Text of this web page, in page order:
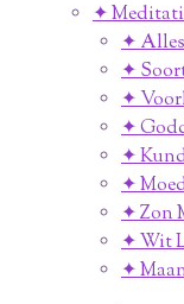
✦
✦
✦
✦
✦
✦
✦
✦ Zon
✦ Wit
✦